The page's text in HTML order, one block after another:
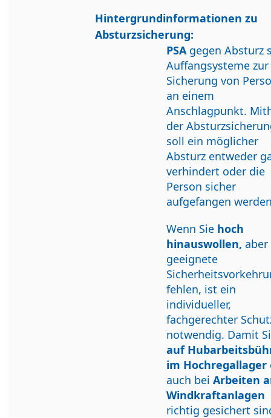
Hintergrundinformationen zu
Absturzsicherung:
PSA gegen Absturz
Auffangsysteme zur
Sicherung von
an einem
Anschlagpunkt.
der
soll ein möglicher
Absturz entweder
verhindert oder die
Person sicher
aufgefangen
Wenn Sie hoch
hinauswollen, aber
geeignete
fehlen, ist ein
individueller,
fachgerechter
notwendig. Damit
auf
im Hochregallager
auch bei Arbeiten
Windkraftanlagen
richtig gesichert